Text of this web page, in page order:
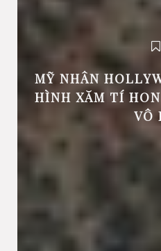
MỸ NHÂN
HÌNH XĂM TÍ
VÔ